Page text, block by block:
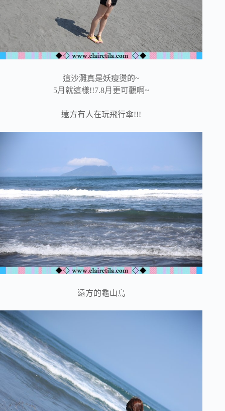
這沙灘真是妖瘦燙的~
5月就這樣!!7.8月更可觀啊~
遠方有人在玩飛行傘!!!
遠方的龜山島